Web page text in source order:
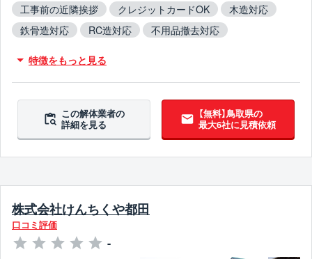
工事前の近隣挨拶
クレジットカードOK
木造対応
鉄骨造対応
RC造対応
不用品撤去対応
特徴をもっと見る
この解体業者の
詳細を見る
【無料】鳥取県の
最大6社に見積依頼
株式会社けんちくや都田
口コミ評価
-